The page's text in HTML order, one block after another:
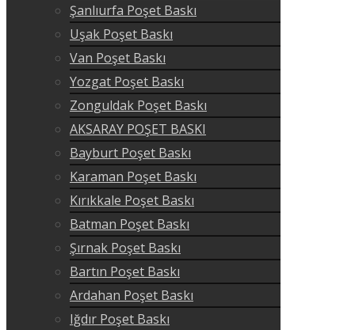
Şanlıurfa Poşet Baskı
Uşak Poşet Baskı
Van Poşet Baskı
Yozgat Poşet Baskı
Zonguldak Poşet Baskı
AKSARAY POŞET BASKI
Bayburt Poşet Baskı
Karaman Poşet Baskı
Kırıkkale Poşet Baskı
Batman Poşet Baskı
Şırnak Poşet Baskı
Bartın Poşet Baskı
Ardahan Poşet Baskı
Iğdır Poşet Baskı